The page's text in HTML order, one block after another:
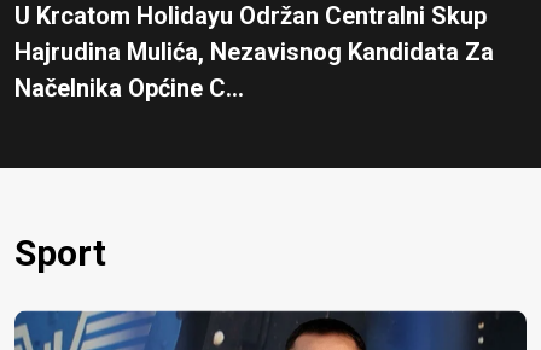
U Krcatom Holidayu Održan Centralni Skup
Hajrudina Mulića, Nezavisnog Kandidata Za
Načelnika Općine C...
Sport